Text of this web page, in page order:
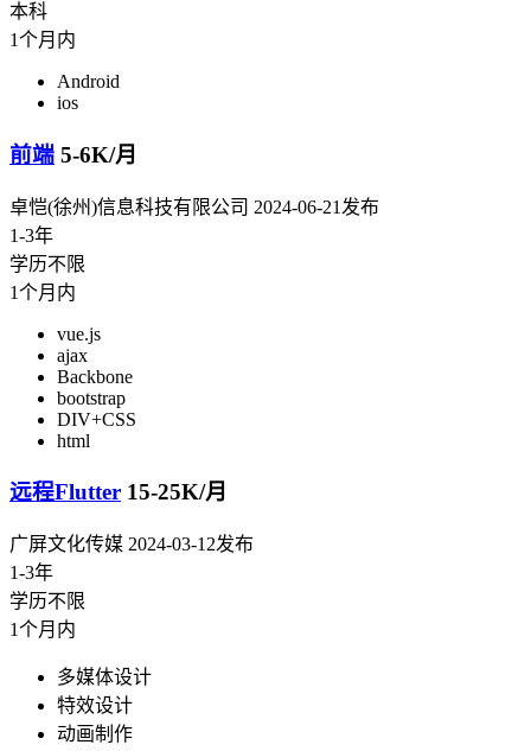
本科
1个月内
Android
ios
前端 5-6K/月
卓恺(徐州)信息科技有限公司 2024-06-21发布
1-3年
学历不限
1个月内
vue.js
ajax
Backbone
bootstrap
DIV+CSS
html
远程Flutter 15-25K/月
广屏文化传媒 2024-03-12发布
1-3年
学历不限
1个月内
多媒体设计
特效设计
动画制作